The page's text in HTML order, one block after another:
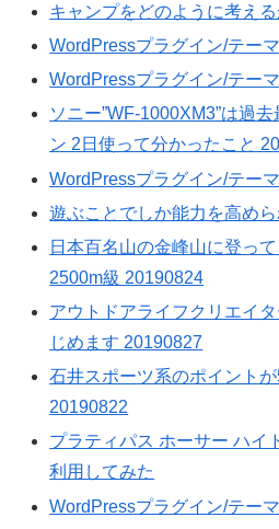
キャンプをどのように考える
WordPressプラグイン/テー
WordPressプラグイン/テー
ソニー”WF-1000XM3”は過
ン 2日使って分かったこと
WordPressプラグイン/テー
遊ぶことでしか能力を高め
日本百名山の金峰山に登っ
2500m級 20190824
アウトドアライフクリエイ
じめます 20190827
石井スポーツ系のポイント
20190822
プラティパス ホーサー ハイ
利用してみた
WordPressプラグイン/テー